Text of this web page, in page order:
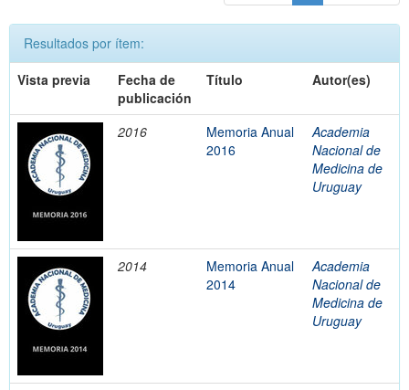
Resultados por ítem:
Vista previa
Fecha de
publicación
Título Autor(es)
2016
Memoria Anual
2016
Academia
Nacional de
Medicina de
Uruguay
2014
Memoria Anual
2014
Academia
Nacional de
Medicina de
Uruguay